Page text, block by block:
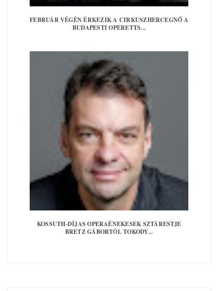
FEBRUÁR VÉGÉN ÉRKEZIK A CIRKUSZHERCEGNŐ A
BUDAPESTI OPERETTS...
KOSSUTH-DÍJAS OPERAÉNEKESEK SZTÁRESTJE
BRETZ GÁBORTÓL TOKODY...